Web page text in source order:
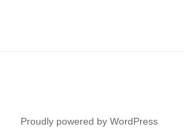
Proudly powered by WordPress